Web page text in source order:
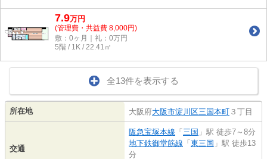
7.9万円
(管理費・共益費 8,000円)
敷：0ヶ月｜礼：0万円
5階 / 1K / 22.41㎡
全13件を表示する
所在地 大阪府大阪市淀川区三国本町 ３丁目
交通
阪急宝塚本線 「 三国 」駅 徒歩7～8分
地下鉄御堂筋線 「 東三国 」駅 徒歩13
分